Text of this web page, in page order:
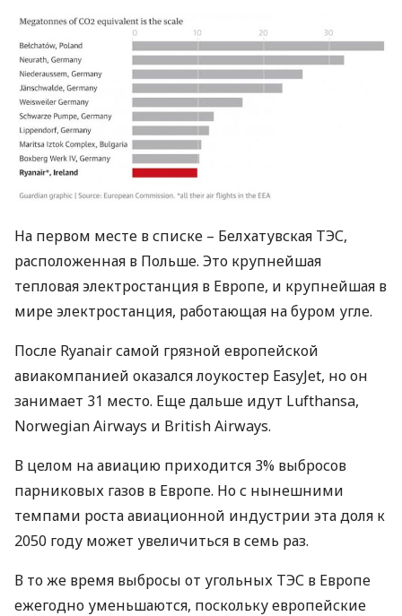
На первом месте в списке – Белхатувская ТЭС,
расположенная в Польше. Это крупнейшая
тепловая электростанция в Европе, и крупнейшая в
мире электростанция, работающая на буром угле.
После Ryanair самой грязной европейской
авиакомпанией оказался лоукостер EasyJet, но он
занимает 31 место. Еще дальше идут Lufthansa,
Norwegian Airways и British Airways.
В целом на авиацию приходится 3% выбросов
парниковых газов в Европе. Но с нынешними
темпами роста авиационной индустрии эта доля к
2050 году может увеличиться в семь раз.
В то же время выбросы от угольных ТЭС в Европе
ежегодно уменьшаются, поскольку европейские